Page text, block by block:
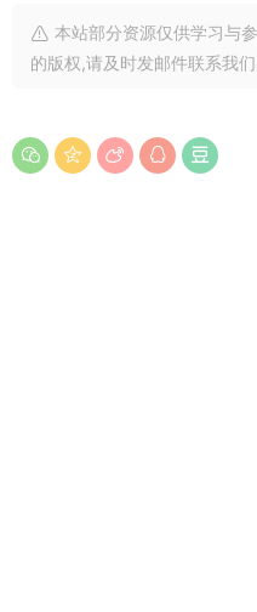
本站部分资源仅供学习与
的版权,请及时发邮件联系我